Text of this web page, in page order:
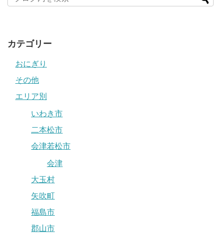
カテゴリー
おにぎり
その他
エリア別
いわき市
二本松市
会津若松市
会津
大玉村
矢吹町
福島市
郡山市